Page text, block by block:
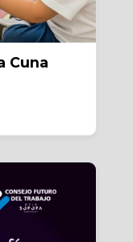
Cuna